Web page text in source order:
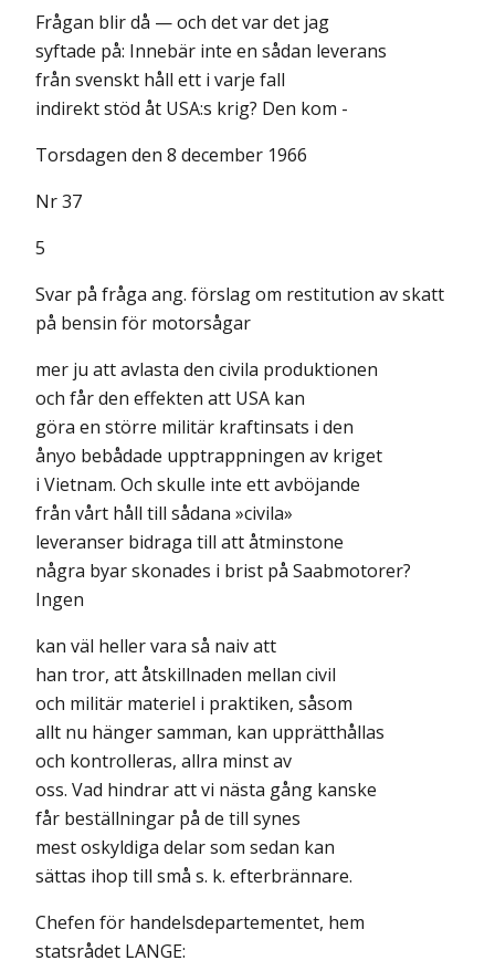
Frågan blir då — och det var det jag
syftade på: Innebär inte en sådan leverans
från svenskt håll ett i varje fall
indirekt stöd åt USA:s krig? Den kom -
Torsdagen den 8 december 1966
Nr 37
5
Svar på fråga ang. förslag om restitution av skatt
på bensin för motorsågar
mer ju att avlasta den civila produktionen
och får den effekten att USA kan
göra en större militär kraftinsats i den
ånyo bebådade upptrappningen av kriget
i Vietnam. Och skulle inte ett avböjande
från vårt håll till sådana »civila»
leveranser bidraga till att åtminstone
några byar skonades i brist på Saabmotorer?
Ingen
kan väl heller vara så naiv att
han tror, att åtskillnaden mellan civil
och militär materiel i praktiken, såsom
allt nu hänger samman, kan upprätthållas
och kontrolleras, allra minst av
oss. Vad hindrar att vi nästa gång kanske
får beställningar på de till synes
mest oskyldiga delar som sedan kan
sättas ihop till små s. k. efterbrännare.
Chefen för handelsdepartementet, hem
statsrådet LANGE: